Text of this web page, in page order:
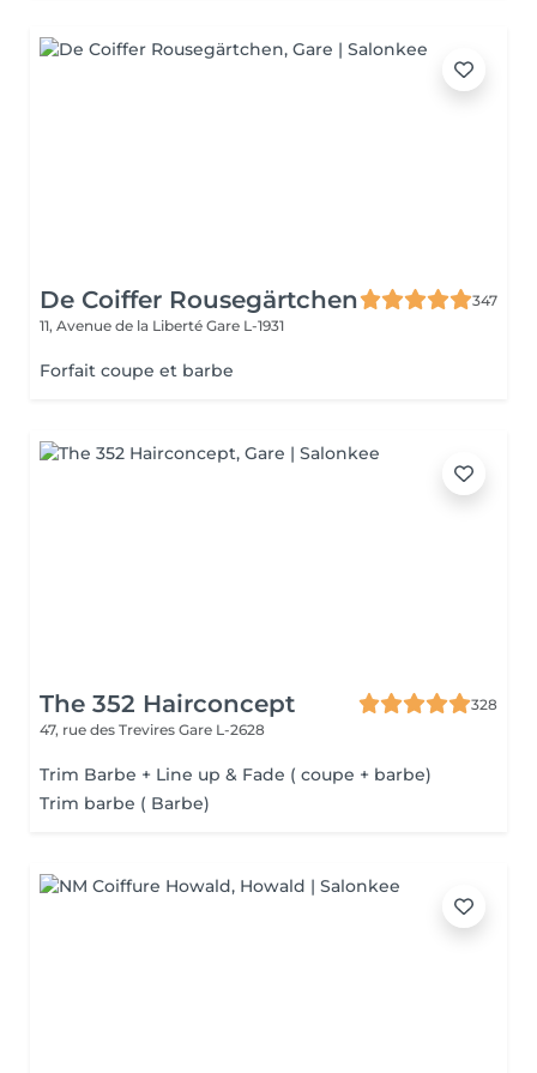
De Coiffer Rousegärtchen
347
11, Avenue de la Liberté Gare L-1931
Forfait coupe et barbe
The 352 Hairconcept
328
47, rue des Trevires Gare L-2628
Trim Barbe + Line up & Fade ( coupe + barbe)
Trim barbe ( Barbe)